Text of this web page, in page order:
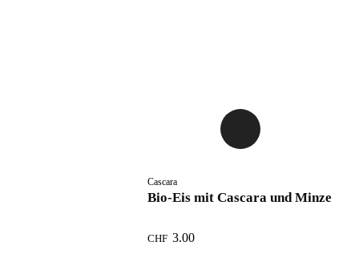
Cascara
Bio-Eis mit Cascara und Minze
CHF 3.00